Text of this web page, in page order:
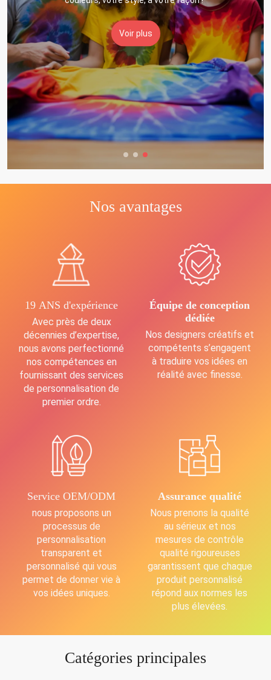
Voir plus
Nos avantages
19 ANS d'expérience
Avec près de deux
décennies d’expertise,
nous avons perfectionné
nos compétences en
fournissant des services
de personnalisation de
premier ordre.
Équipe de conception
dédiée
Nos designers créatifs et
compétents s’engagent
à traduire vos idées en
réalité avec finesse.
Service OEM/ODM
nous proposons un
processus de
personnalisation
transparent et
personnalisé qui vous
permet de donner vie à
vos idées uniques.
Assurance qualité
Nous prenons la qualité
au sérieux et nos
mesures de contrôle
qualité rigoureuses
garantissent que chaque
produit personnalisé
répond aux normes les
plus élevées.
Catégories principales